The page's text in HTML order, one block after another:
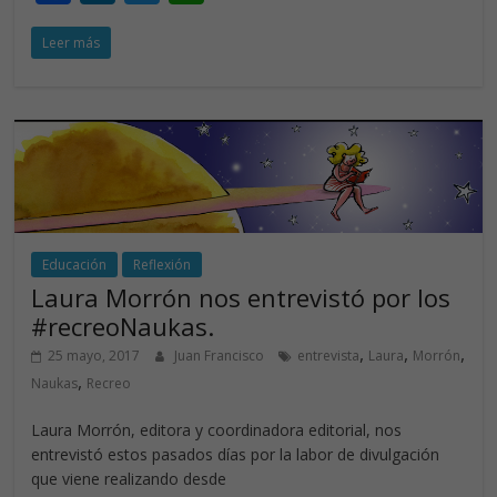
ac
e
o
k
dI
n
A
p
p
Leer más
Educación Reflexión
Laura Morrón nos entrevistó por los
#recreoNaukas.
25 mayo, 2017 Juan Francisco entrevista, Laura, Morrón,
Naukas, Recreo
Laura Morrón, editora y coordinadora editorial, nos
entrevistó estos pasados días por la labor de divulgación
que viene realizando desde